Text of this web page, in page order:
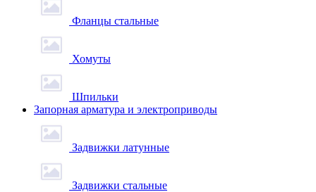
Фланцы стальные
Хомуты
Шпильки
Запорная арматура и электроприводы
Задвижки латунные
Задвижки стальные